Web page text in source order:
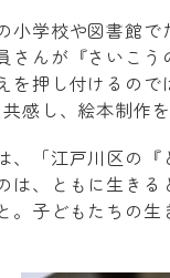
小学校や図書館
さんが『さいこ
を押し付けるの
感し、絵本制作
、「江戸川区の
は、ともに生き
。子どもたちの